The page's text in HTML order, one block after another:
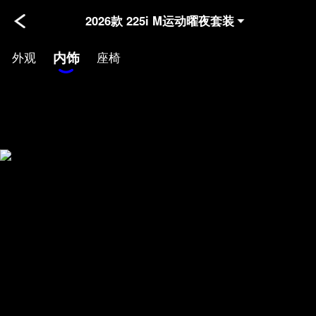
2026款 225i M运动曜夜套装
外观 内饰 座椅